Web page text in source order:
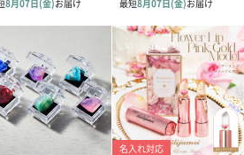
てお届けします。